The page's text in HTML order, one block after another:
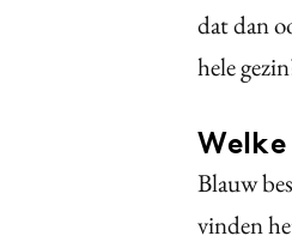
dat dan
hele
Blauw
vinden